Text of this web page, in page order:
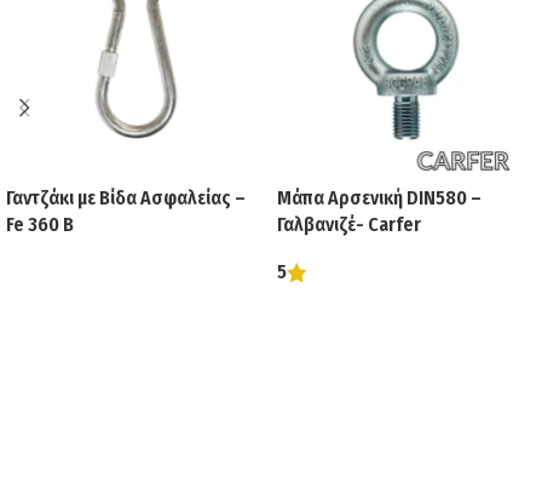
Γαντζάκι με Βίδα Ασφαλείας –
Fe 360 B
Μάπα Αρσενική DIN580 –
Γαλβανιζέ- Carfer
5